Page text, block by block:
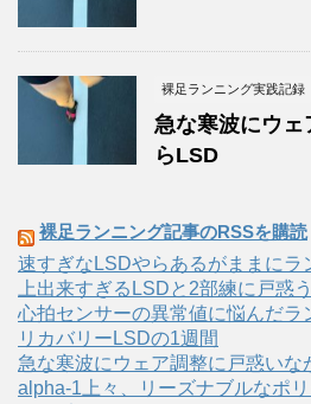
裸足ランニング実践記録
急な寒波にウ
らLSD
裸足ランニング記事のRSSを購読
速すぎなLSDやらあるがままにラ
上出来すぎるLSDと2部練に戸惑う
心拍センサーの異常値に悩んだラ
リカバリーLSDの1週間
急な寒波にウェア調整に戸惑いな
alpha-1上々、リーズナブルなポ